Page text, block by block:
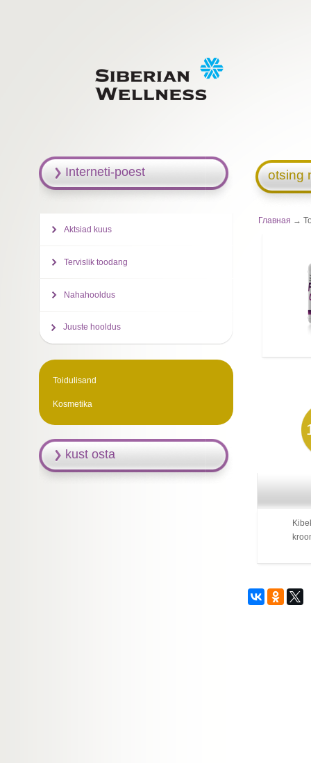
otsing
Главная →
Interneti-poest
Aktsiad kuus
Tervislik toodang
Nahahooldus
Juuste hooldus
Toidulisand
Kosmetika
kust osta